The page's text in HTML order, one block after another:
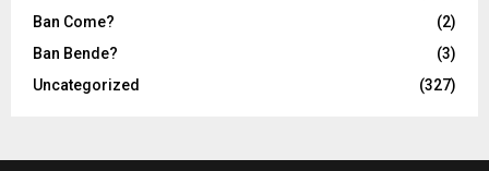
Ban Come?
(2)
Ban Bende?
(3)
Uncategorized
(327)